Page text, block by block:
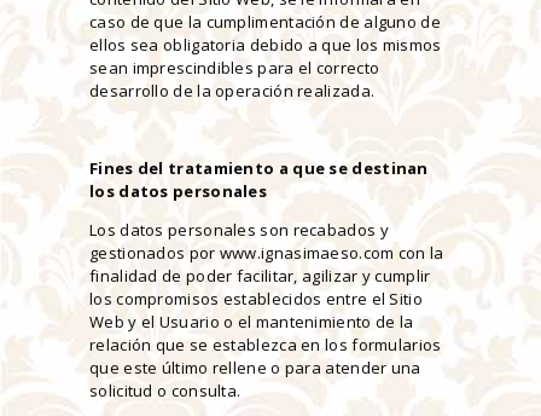
caso de que la cumplimentación de alguno de
ellos sea obligatoria debido a que los mismos
sean imprescindibles para el correcto
desarrollo de la operación realizada.
Fines del tratamiento a que se destinan
los datos personales
Los datos personales son recabados y
gestionados por www.ignasimaeso.com con la
finalidad de poder facilitar, agilizar y cumplir
los compromisos establecidos entre el Sitio
Web y el Usuario o el mantenimiento de la
relación que se establezca en los formularios
que este último rellene o para atender una
solicitud o consulta.